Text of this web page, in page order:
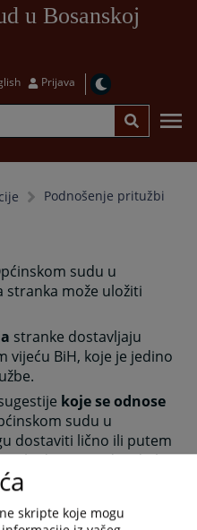
u Bosanskoj
Prijava
Podnošenje pritužbi
sudu u
stranka može uložiti
stranke dostavljaju
vijeću BiH, koje je jedino
koje se odnose
sudu u
dostaviti lično ili putem
adresu Predsjednika
skripte koje mogu